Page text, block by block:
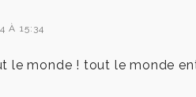
À 15:34
le monde ! tout le monde